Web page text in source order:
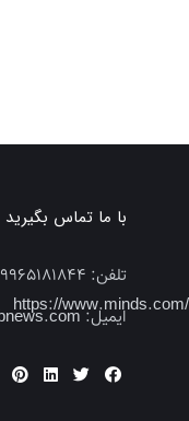
https://
با ما تماس بگیرید
تلفن:
ایمیل:info@opobnews.com